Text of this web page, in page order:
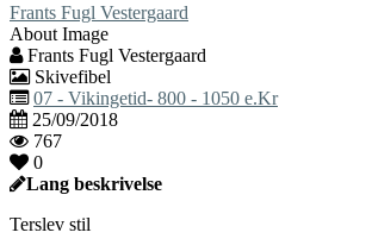
Frants Fugl Vestergaard
About Image
Frants Fugl Vestergaard
Skivefibel
07 - Vikingetid- 800 - 1050 e.Kr
25/09/2018
767
0
Lang beskrivelse
Terslev stil